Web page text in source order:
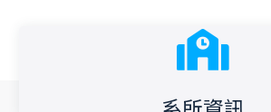
系所資訊